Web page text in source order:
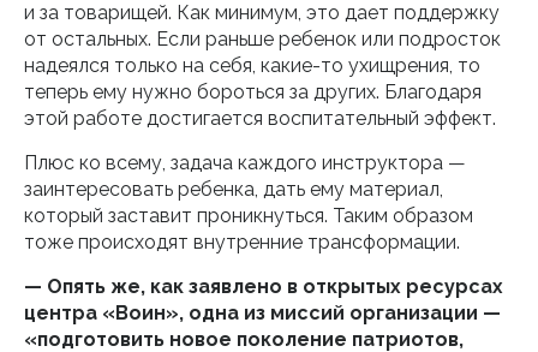
и за товарищей. Как минимум, это дает поддержку
от остальных. Если раньше ребенок или подросток
надеялся только на себя, какие-то ухищрения, то
теперь ему нужно бороться за других. Благодаря
этой работе достигается воспитательный эффект.
Плюс ко всему, задача каждого инструктора —
заинтересовать ребенка, дать ему материал,
который заставит проникнуться. Таким образом
тоже происходят внутренние трансформации.
— Опять же, как заявлено в открытых ресурсах
центра «Воин», одна из миссий организации —
«подготовить новое поколение патриотов,